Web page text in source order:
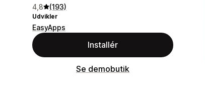
4,8 (193)
Udvikler
EasyApps
Installér
Se demobutik